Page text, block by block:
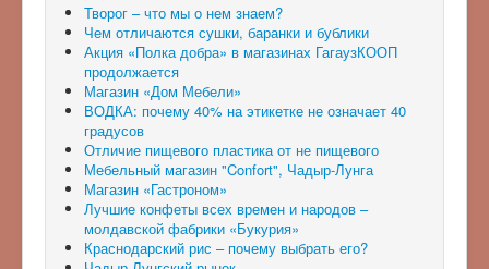
Творог – что мы о нем знаем?
Чем отличаются сушки, баранки и бублики
Акция «Полка добра» в магазинах ГагаузКООП
продолжается
Магазин «Дом Мебели»
ВОДКА: почему 40% на этикетке не означает 40
градусов
Отличие пищевого пластика от не пищевого
Мебельный магазин "Confort", Чадыр-Лунга
Магазин «Гастроном»
Лучшие конфеты всех времен и народов –
молдавской фабрики «Букурия»
Краснодарский рис – почему выбрать его?